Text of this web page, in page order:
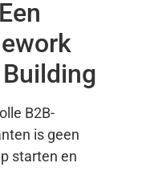
B2B-
is geen
starten en